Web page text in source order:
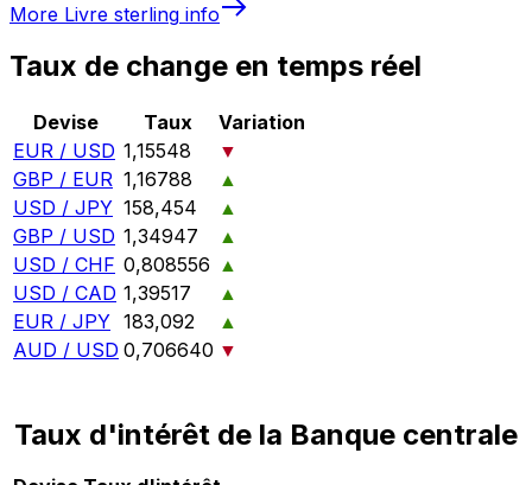
More Livre sterling info
Taux de change en temps réel
Devise Taux
Variation
EUR / USD 1,15548
▼
GBP / EUR 1,16788
▲
USD / JPY 158,454
▲
GBP / USD 1,34947
▲
USD / CHF 0,808556 ▲
USD / CAD 1,39517
▲
EUR / JPY 183,092
▲
AUD / USD 0,706640 ▼
Taux d'intérêt de la Banque centrale